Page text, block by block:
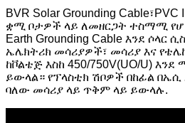
BVR Solar Grounding Cable፣PVC
ቋሚ ቦታዎች ላይ ለመዘርጋት ተስማሚ
Earth Grounding Cable እንደ
ኤሌክትሪክ መሳሪያዎች፣ መሳሪያ እና
ከቮልቴጅ እስከ 450/750V(UO/U)
ይውላል። የፕላስቲክ ሽቦዎች በከፊል በኤሲ
ባለው መሳሪያ ላይ ጥቅም ላይ ይውላሉ.